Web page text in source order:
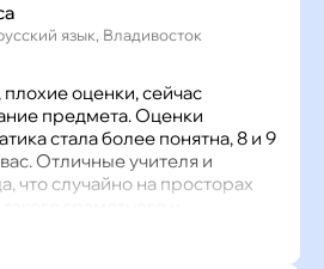
геометрия, физика.
математика все 3
4 и 5.
сильно!!!
всё по косточкам проходят,
Мне спокойно,
приняли, переживали
усердно каждый день
только спрашиваю:
сегодня прошла?»
язык, Владивосток
оценки, сейчас
предмета. Оценки
стала более понятна, 8 и 9
Отличные учителя и
что случайно на просторах
грамотного и
математики. Мы с вами